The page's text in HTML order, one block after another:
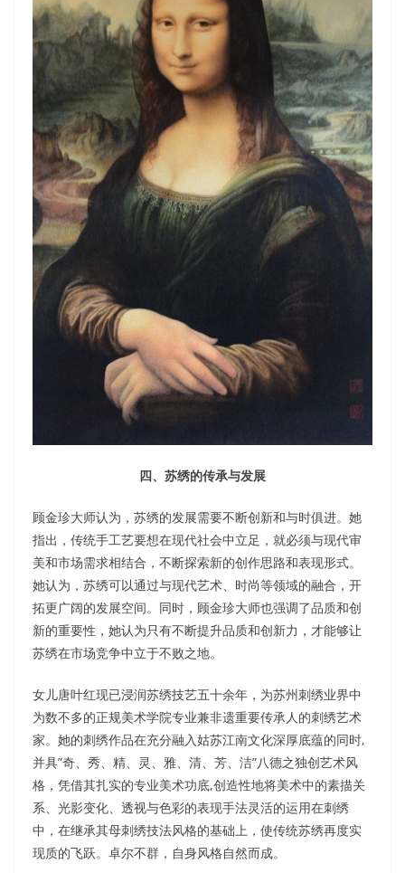
四、苏绣的传承与发展
顾金珍大师认为，苏绣的发展需要不断创新和与时俱进。她
指出，传统手工艺要想在现代社会中立足，就必须与现代审
美和市场需求相结合，不断探索新的创作思路和表现形式。
她认为，苏绣可以通过与现代艺术、时尚等领域的融合，开
拓更广阔的发展空间。同时，顾金珍大师也强调了品质和创
新的重要性，她认为只有不断提升品质和创新力，才能够让
苏绣在市场竞争中立于不败之地。
女儿唐叶红现已浸润苏绣技艺五十余年，为苏州刺绣业界中
为数不多的正规美术学院专业兼非遗重要传承人的刺绣艺术
家。她的刺绣作品在充分融入姑苏江南文化深厚底蕴的同时,
并具”奇、秀、精、灵、雅、清、芳、洁”八德之独创艺术风
格，凭借其扎实的专业美术功底,创造性地将美术中的素描关
系、光影变化、透视与色彩的表现手法灵活的运用在刺绣
中，在继承其母刺绣技法风格的基础上，使传统苏绣再度实
现质的飞跃。卓尔不群，自身风格自然而成。